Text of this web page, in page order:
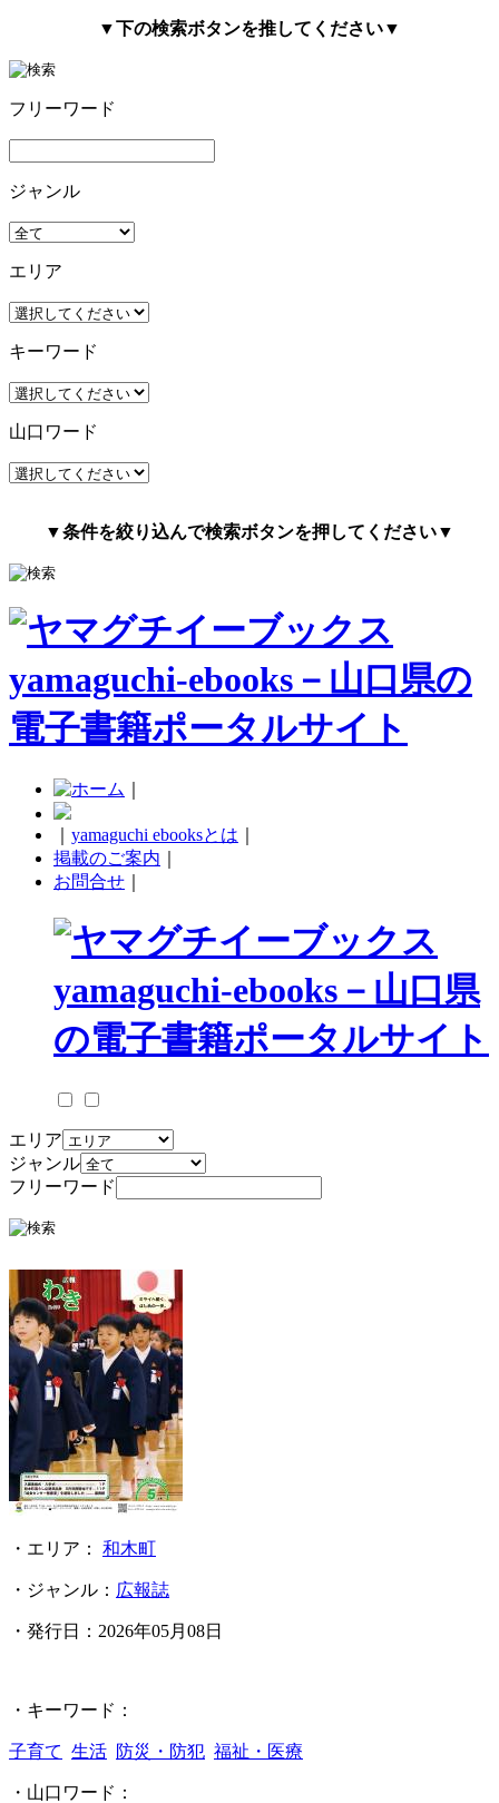
▼下の検索ボタンを推してください▼
フリーワード
ジャンル
エリア
キーワード
山口ワード
▼条件を絞り込んで検索ボタンを押してください▼
yamaguchi ebooksとは
掲載のご案内
お問合せ
エリア
ジャンル
フリーワード
・エリア： 和木町
・ジャンル： 広報誌
・発行日： 2026年05月08日
・キーワード：
子育て 生活 防災・防犯 福祉・医療
・山口ワード：